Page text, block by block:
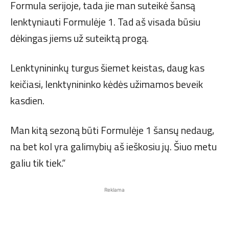
Formula serijoje, tada jie man suteikė šansą
lenktyniauti Formulėje 1. Tad aš visada būsiu
dėkingas jiems už suteiktą progą.
Lenktynininkų turgus šiemet keistas, daug kas
keičiasi, lenktynininko kėdės užimamos beveik
kasdien.
Man kitą sezoną būti Formulėje 1 šansų nedaug,
na bet kol yra galimybių aš ieškosiu jų. Šiuo metu
galiu tik tiek.“
Reklama